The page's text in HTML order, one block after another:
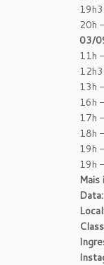
20h
03/
11h
13h
16h
17h
18h
19h
19h
Mais
Data: